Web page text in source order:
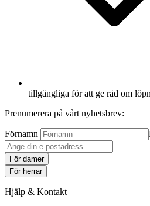
tillgängliga för att ge råd om
Prenumerera på vårt nyhetsbrev:
Förnamn
För damer
För herrar
Hjälp & Kontakt